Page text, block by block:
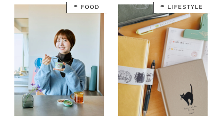
FOOD LIFESTYLE